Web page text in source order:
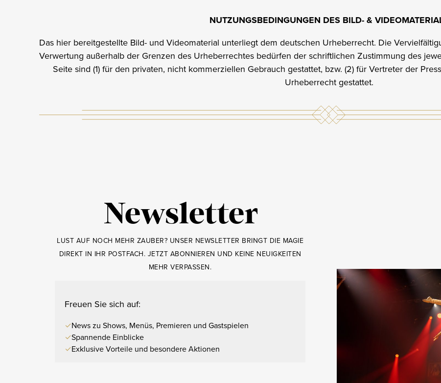
NUTZUNGSBEDINGUNGEN DES BILD- &
Das hier bereitgestellte Bild- und Videomaterial unterliegt dem deutschen Urheberrecht. Die
Verwertung außerhalb der Grenzen des Urheberrechtes bedürfen der schriftlichen Zustimmung des
Seite sind (1) für den privaten, nicht kommerziellen Gebrauch gestattet, bzw. (2) für Vertreter der
Urheberrecht gestattet.
Newsletter
LUST AUF NOCH MEHR ZAUBER? UNSER NEWSLETTER BRINGT DIE MAGIE
DIREKT IN IHR POSTFACH. JETZT ABONNIEREN UND KEINE NEUIGKEITEN
MEHR VERPASSEN.
Freuen Sie sich auf:
✓News zu Shows, Menüs, Premieren und Gastspielen
✓Spannende Einblicke
✓Exklusive Vorteile und besondere Aktionen